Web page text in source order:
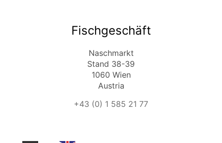
Fischgeschäft
Naschmarkt
Stand 38-39
1060 Wien
Austria
+43 (0) 1 585 21 77